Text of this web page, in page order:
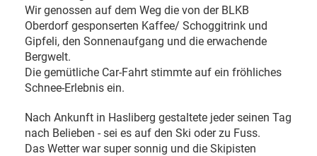
Wir genossen auf dem Weg die von der BLKB
Oberdorf gesponserten Kaffee/ Schoggitrink und
Gipfeli, den Sonnenaufgang und die erwachende
Bergwelt.
Die gemütliche Car-Fahrt stimmte auf ein fröhliches
Schnee-Erlebnis ein.
Nach Ankunft in Hasliberg gestaltete jeder seinen Tag
nach Belieben - sei es auf den Ski oder zu Fuss.
Das Wetter war super sonnig und die Skipisten